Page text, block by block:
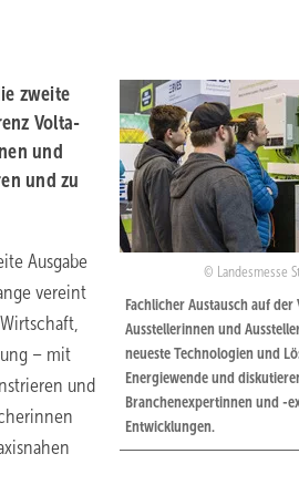
Landesmesse
Fachlicher Austausch auf der
Ausstellerinnen und
neueste Technologien und
Energiewende und
Branchenexpertinnen und -
Entwicklungen.
zweite
Volta-
und
und zu
Ausgabe
vereint
– mit
und